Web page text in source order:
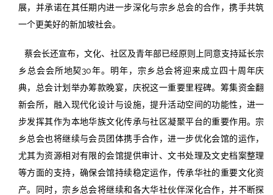
展，并承诺在其任期内进一步深化与宗乡总会的合作，携手共筑
一个更美好的新加坡社会。
蔡会长还宣布，文化、社区及青年部已经原则上同意支持延长宗
乡总会会所地契30年。明年，宗乡总会将迎来成立四十周年庆
典，总会计划举办筹款晚宴，庆祝这一重要里程碑。筹集资金翻
新会所，融入现代化设计与设施，提升活动空间的功能性，进一
步发挥其作为本地华族文化传承与社区凝聚平台的重要作用。宗
乡总会也将继续与会员团体携手合作，进一步优化会馆的运作，
尤其为资源相对有限的会馆提供审计、文书处理及文史档案整理
等方面的支持，确保会馆持续稳定运作，传承华社的重要文化资
产。同时，宗乡总会将继续和各大华社伙伴深化合作，并不断探